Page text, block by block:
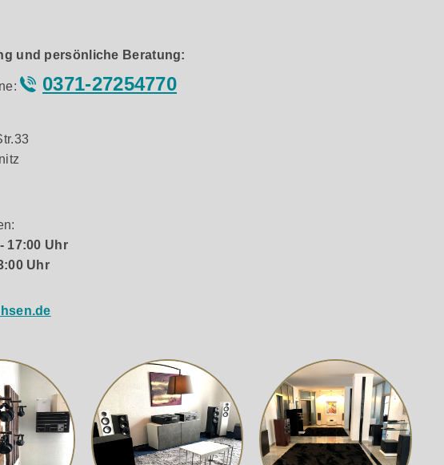
und persönliche Beratung:
0371-27254770
17:00 Uhr
Uhr